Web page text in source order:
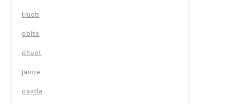
trucb
oblte
dhuot
janoe
oavda